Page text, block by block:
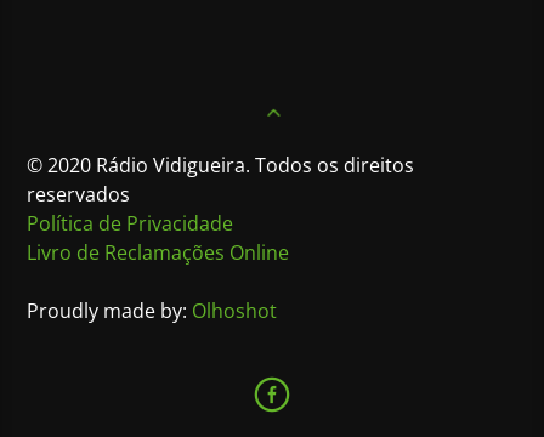
© 2020 Rádio Vidigueira. Todos os direitos
reservados
Política de Privacidade
Livro de Reclamações Online
Proudly made by: Olhoshot